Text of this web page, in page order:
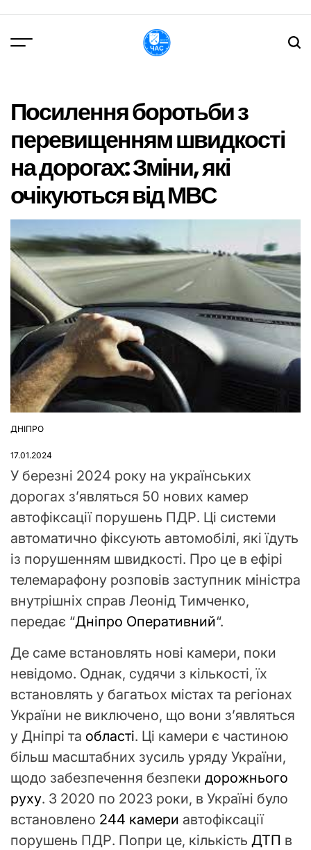
вмісту
Посилення боротьби з
перевищенням швидкості
на дорогах: Зміни, які
очікуються від МВС
ОПУБЛІКУВАТИ
ДНІПРО
17.01.2024
У березні 2024 року на українських
дорогах з’являться 50 нових камер
автофіксації порушень ПДР. Ці системи
автоматично фіксують автомобілі, які їдуть
із порушенням швидкості. Про це в ефірі
телемарафону розповів заступник міністра
внутрішніх справ Леонід Тимченко,
передає “Дніпро Оперативний“.
Де саме встановлять нові камери, поки
невідомо. Однак, судячи з кількості, їх
встановлять у багатьох містах та регіонах
України не виключено, що вони з’являться
у Дніпрі та області. Ці камери є частиною
більш масштабних зусиль уряду України,
щодо забезпечення безпеки дорожнього
руху. З 2020 по 2023 роки, в Україні було
встановлено 244 камери автофіксації
порушень ПДР. Попри це, кількість ДТП в